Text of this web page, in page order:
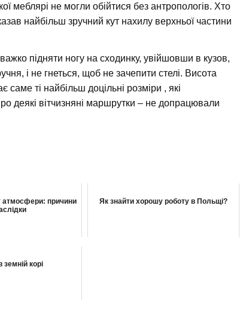
меблярі не могли обійтися без антропологів. Хто
найбільш зручний кут нахилу верхньої частини
підняти ногу на сходинку, увійшовши в кузов,
і не гнеться, щоб не зачепити стелі. Висота
саме ті найбільш доцільні розміри , які
деякі вітчизняні маршрутки – не допрацювали
атмосфери: причини
Як знайти хорошу роботу в Польщі?
земній корі